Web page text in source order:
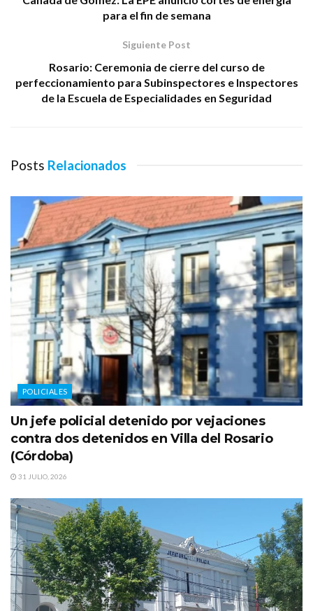
para el fin de semana
Siguiente Post
Rosario: Ceremonia de cierre del curso de
perfeccionamiento para Subinspectores e Inspectores
de la Escuela de Especialidades en Seguridad
Posts Relacionados
POLICIALES
Un jefe policial detenido por vejaciones
contra dos detenidos en Villa del Rosario
(Córdoba)
31 JULIO, 2026